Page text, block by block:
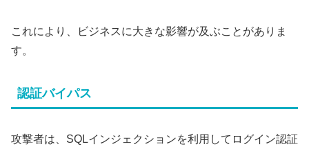
これにより、ビジネスに大きな影響が及ぶことがありま
す。
認証バイパス
攻撃者は、SQLインジェクションを利用してログイン認証